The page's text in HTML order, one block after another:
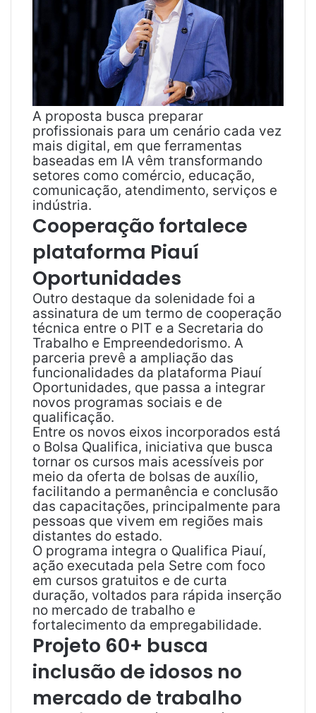
A proposta busca preparar
profissionais para um cenário cada vez
mais digital, em que ferramentas
baseadas em IA vêm transformando
setores como comércio, educação,
comunicação, atendimento, serviços e
indústria.
Cooperação fortalece
plataforma Piauí
Oportunidades
Outro destaque da solenidade foi a
assinatura de um termo de cooperação
técnica entre o PIT e a Secretaria do
Trabalho e Empreendedorismo. A
parceria prevê a ampliação das
funcionalidades da plataforma Piauí
Oportunidades, que passa a integrar
novos programas sociais e de
qualificação.
Entre os novos eixos incorporados está
o Bolsa Qualifica, iniciativa que busca
tornar os cursos mais acessíveis por
meio da oferta de bolsas de auxílio,
facilitando a permanência e conclusão
das capacitações, principalmente para
pessoas que vivem em regiões mais
distantes do estado.
O programa integra o Qualifica Piauí,
ação executada pela Setre com foco
em cursos gratuitos e de curta
duração, voltados para rápida inserção
no mercado de trabalho e
fortalecimento da empregabilidade.
Projeto 60+ busca
inclusão de idosos no
mercado de trabalho